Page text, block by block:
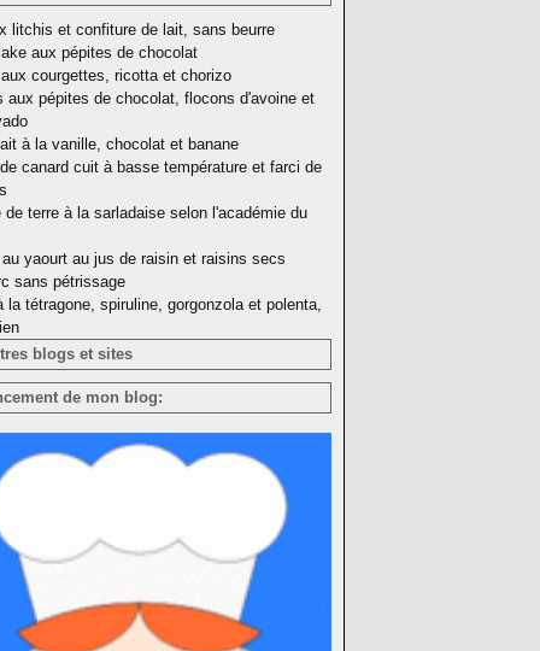
litchis et confiture de lait, sans beurre
aux pépites de chocolat
courgettes, ricotta et chorizo
aux pépites de chocolat, flocons d'avoine et
à la vanille, chocolat et banane
canard cuit à basse température et farci de
de terre à la sarladaise selon l'académie du
yaourt au jus de raisin et raisins secs
sans pétrissage
la tétragone, spiruline, gorgonzola et polenta,
blogs et sites
de mon blog: